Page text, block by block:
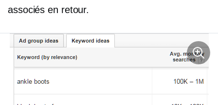
associés en retour.